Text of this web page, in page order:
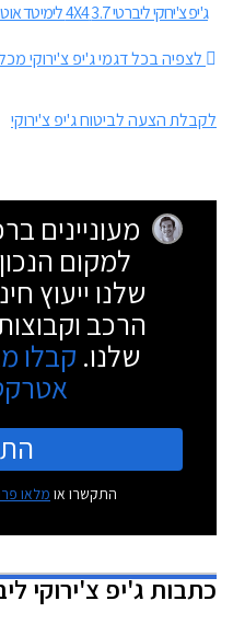
ג'יפ צ'ירוקי ליברטי 3.7 4X4 לימיטד אוטומט
לצפיה בכל דגמי ג'יפ צ'ירוקי
לקבלת הצעה לביטוח ג'יפ צ'ירוקי
מעוניינים
למקום
שלנו ייעוץ
הרכב
שלנו. קבלו
התקשרו או מלאו
כתבותג'יפ צ'ירוקי